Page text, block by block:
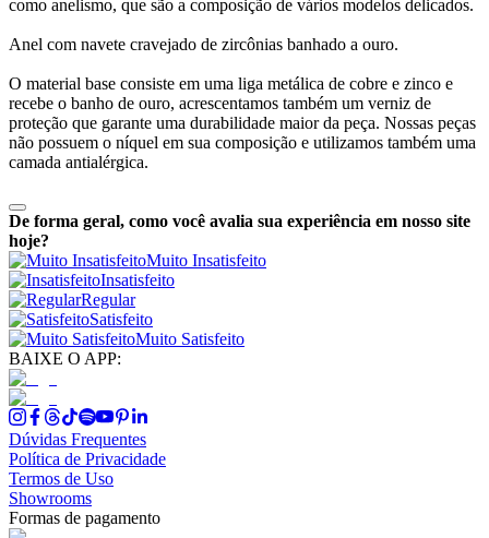
como anelismo, que são a composição de vários modelos delicados.
Anel com navete cravejado de zircônias banhado a ouro.
O material base consiste em uma liga metálica de cobre e zinco e
recebe o banho de ouro, acrescentamos também um verniz de
proteção que garante uma durabilidade maior da peça. Nossas peças
não possuem o níquel em sua composição e utilizamos também uma
camada antialérgica.
De forma geral, como você avalia sua experiência em nosso site
hoje?
Muito Insatisfeito
Insatisfeito
Regular
Satisfeito
Muito Satisfeito
BAIXE O APP:
Dúvidas Frequentes
Política de Privacidade
Termos de Uso
Showrooms
Formas de pagamento